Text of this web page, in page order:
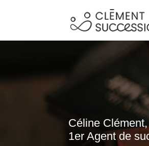
Céline Clément,
1er Agent de